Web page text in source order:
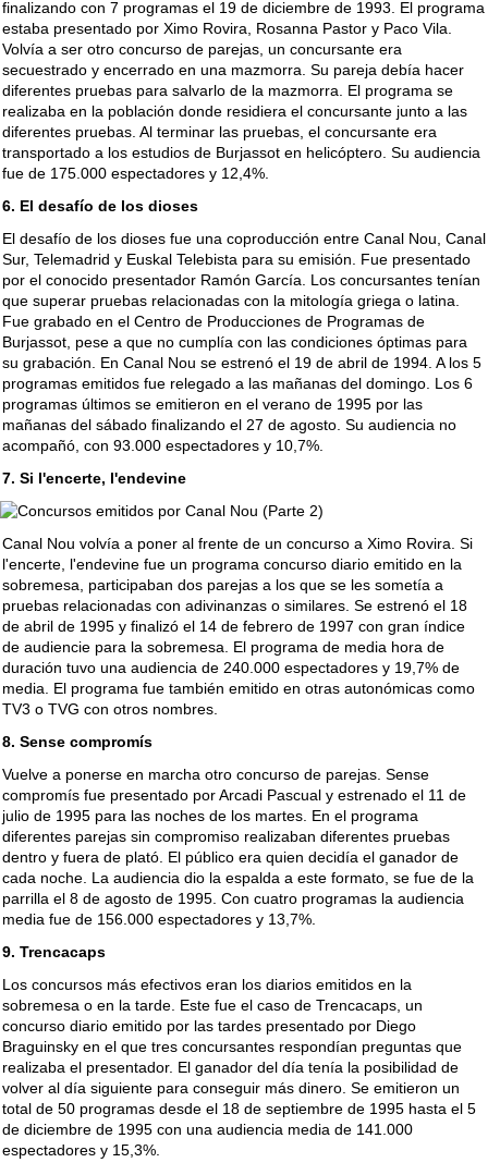
finalizando con 7 programas el 19 de diciembre de 1993. El programa
estaba presentado por Ximo Rovira, Rosanna Pastor y Paco Vila.
Volvía a ser otro concurso de parejas, un concursante era
secuestrado y encerrado en una mazmorra. Su pareja debía hacer
diferentes pruebas para salvarlo de la mazmorra. El programa se
realizaba en la población donde residiera el concursante junto a las
diferentes pruebas. Al terminar las pruebas, el concursante era
transportado a los estudios de Burjassot en helicóptero. Su audiencia
fue de 175.000 espectadores y 12,4%.
6. El desafío de los dioses
El desafío de los dioses fue una coproducción entre Canal Nou, Canal
Sur, Telemadrid y Euskal Telebista para su emisión. Fue presentado
por el conocido presentador Ramón García. Los concursantes tenían
que superar pruebas relacionadas con la mitología griega o latina.
Fue grabado en el Centro de Producciones de Programas de
Burjassot, pese a que no cumplía con las condiciones óptimas para
su grabación. En Canal Nou se estrenó el 19 de abril de 1994. A los 5
programas emitidos fue relegado a las mañanas del domingo. Los 6
programas últimos se emitieron en el verano de 1995 por las
mañanas del sábado finalizando el 27 de agosto. Su audiencia no
acompañó, con 93.000 espectadores y 10,7%.
7. Si l'encerte, l'endevine
Canal Nou volvía a poner al frente de un concurso a Ximo Rovira. Si
l'encerte, l'endevine fue un programa concurso diario emitido en la
sobremesa, participaban dos parejas a los que se les sometía a
pruebas relacionadas con adivinanzas o similares. Se estrenó el 18
de abril de 1995 y finalizó el 14 de febrero de 1997 con gran índice
de audiencie para la sobremesa. El programa de media hora de
duración tuvo una audiencia de 240.000 espectadores y 19,7% de
media. El programa fue también emitido en otras autonómicas como
TV3 o TVG con otros nombres.
8. Sense compromís
Vuelve a ponerse en marcha otro concurso de parejas. Sense
compromís fue presentado por Arcadi Pascual y estrenado el 11 de
julio de 1995 para las noches de los martes. En el programa
diferentes parejas sin compromiso realizaban diferentes pruebas
dentro y fuera de plató. El público era quien decidía el ganador de
cada noche. La audiencia dio la espalda a este formato, se fue de la
parrilla el 8 de agosto de 1995. Con cuatro programas la audiencia
media fue de 156.000 espectadores y 13,7%.
9. Trencacaps
Los concursos más efectivos eran los diarios emitidos en la
sobremesa o en la tarde. Este fue el caso de Trencacaps, un
concurso diario emitido por las tardes presentado por Diego
Braguinsky en el que tres concursantes respondían preguntas que
realizaba el presentador. El ganador del día tenía la posibilidad de
volver al día siguiente para conseguir más dinero. Se emitieron un
total de 50 programas desde el 18 de septiembre de 1995 hasta el 5
de diciembre de 1995 con una audiencia media de 141.000
espectadores y 15,3%.